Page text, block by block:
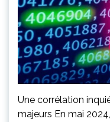
Une corrélation
majeurs En mai